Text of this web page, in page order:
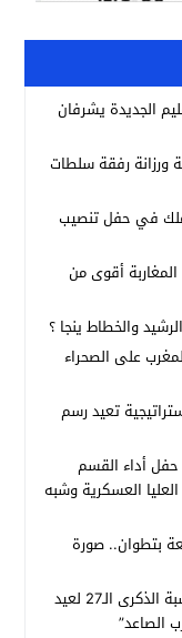
الجديدة يشرفان
ورزانة رفقة سلطات
في حفل تنصيب
أقوى من
والخطاط ينجا ؟
على الصحراء
تعيد رسم
أداء القسم
العسكرية وشبه
بتطوان.. صورة
قراءة في الخطاب الملكي السامي بمناسبة الذكرى الـ27 لعيد
الصاعد”